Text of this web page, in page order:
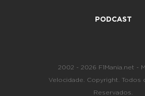
PODCAST
2002 - 2026 F1Mania.net -
Velocidade. Copyright. Todos
Reservados.